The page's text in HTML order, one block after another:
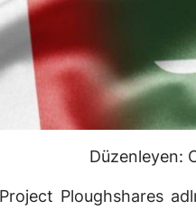
Düzenleyen:
Ploughshares